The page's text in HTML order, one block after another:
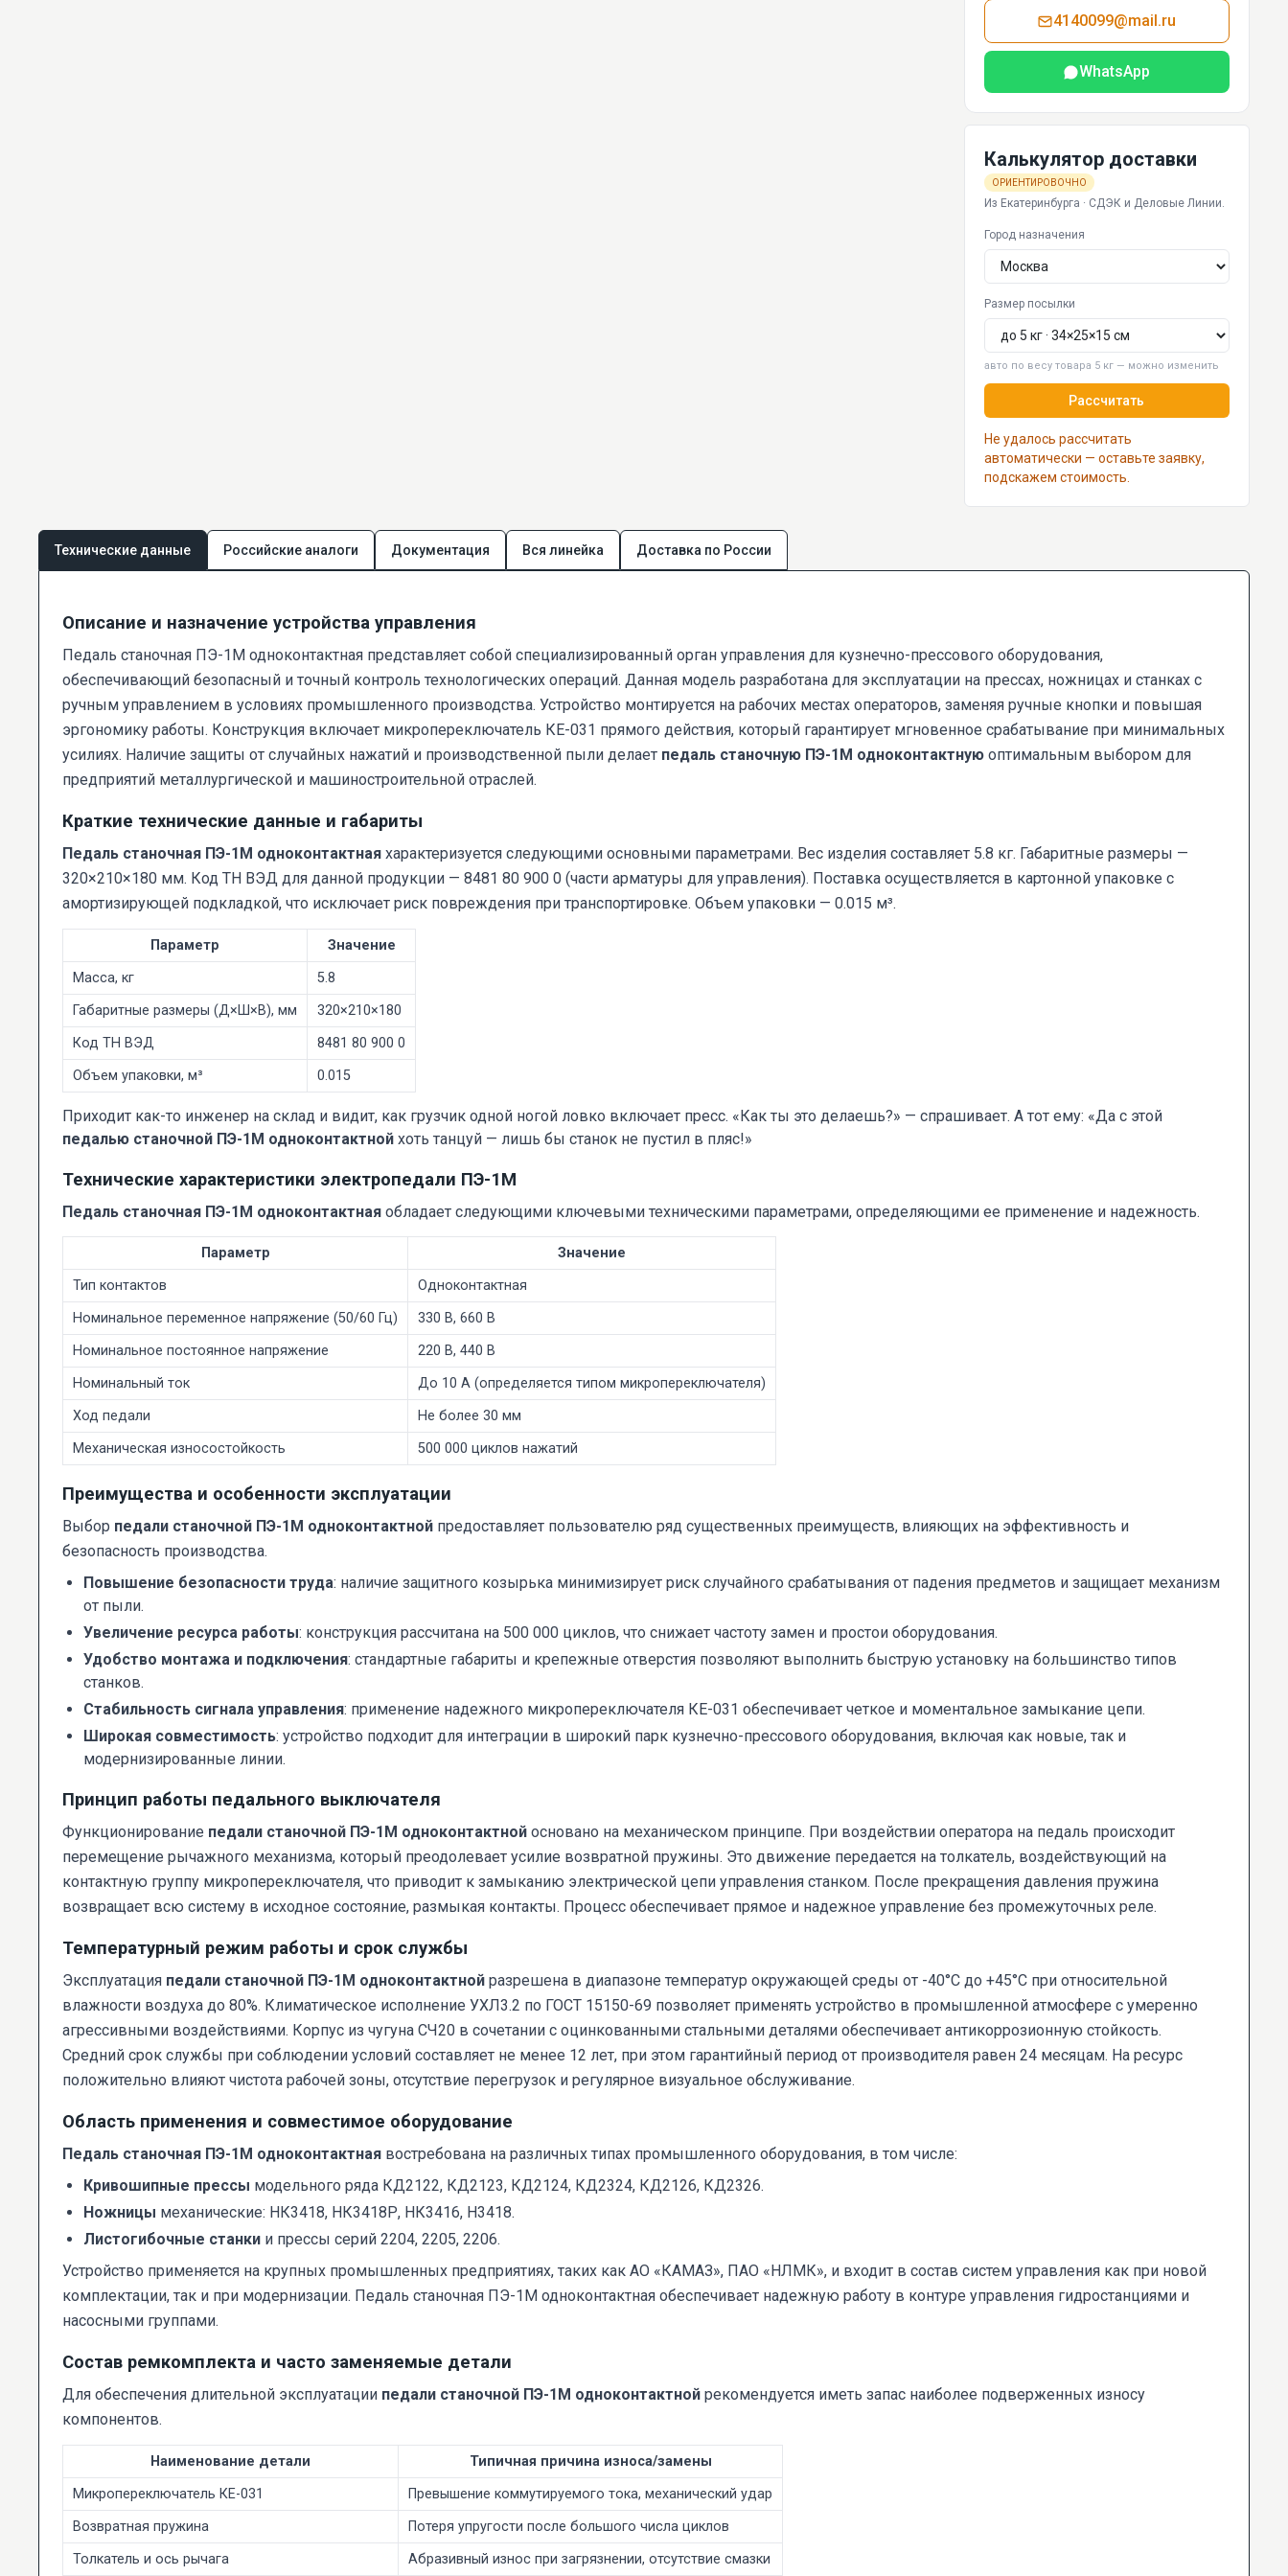
4140099@mail.ru
WhatsApp
Калькулятор доставки
ОРИЕНТИРОВОЧНО
Из Екатеринбурга · СДЭК и Деловые Линии.
Город назначения
Размер посылки
авто по весу товара 5 кг — можно изменить
Рассчитать
Не удалось рассчитать
автоматически — оставьте заявку,
подскажем стоимость.
Технические данные Российские аналоги Документация Вся линейка Доставка по России
Описание и назначение устройства управления
Педаль станочная ПЭ-1М одноконтактная представляет собой специализированный орган управления для кузнечно-прессового оборудования,
обеспечивающий безопасный и точный контроль технологических операций. Данная модель разработана для эксплуатации на прессах, ножницах и станках с
ручным управлением в условиях промышленного производства. Устройство монтируется на рабочих местах операторов, заменяя ручные кнопки и повышая
эргономику работы. Конструкция включает микропереключатель КЕ-031 прямого действия, который гарантирует мгновенное срабатывание при минимальных
усилиях. Наличие защиты от случайных нажатий и производственной пыли делает педаль станочную ПЭ-1М одноконтактную оптимальным выбором для
предприятий металлургической и машиностроительной отраслей.
Краткие технические данные и габариты
Педаль станочная ПЭ-1М одноконтактная характеризуется следующими основными параметрами. Вес изделия составляет 5.8 кг. Габаритные размеры —
320×210×180 мм. Код ТН ВЭД для данной продукции — 8481 80 900 0 (части арматуры для управления). Поставка осуществляется в картонной упаковке с
амортизирующей подкладкой, что исключает риск повреждения при транспортировке. Объем упаковки — 0.015 м³.
Параметр
Значение
Масса, кг
5.8
Габаритные размеры (Д×Ш×В), мм
320×210×180
Код ТН ВЭД
8481 80 900 0
Объем упаковки, м³
0.015
Приходит как-то инженер на склад и видит, как грузчик одной ногой ловко включает пресс. «Как ты это делаешь?» — спрашивает. А тот ему: «Да с этой
педалью станочной ПЭ-1М одноконтактной хоть танцуй — лишь бы станок не пустил в пляс!»
Технические характеристики электропедали ПЭ-1М
Педаль станочная ПЭ-1М одноконтактная обладает следующими ключевыми техническими параметрами, определяющими ее применение и надежность.
Параметр
Значение
Тип контактов
Одноконтактная
Номинальное переменное напряжение (50/60 Гц)
330 В, 660 В
Номинальное постоянное напряжение
220 В, 440 В
Номинальный ток
До 10 А (определяется типом микропереключателя)
Ход педали
Не более 30 мм
Механическая износостойкость
500 000 циклов нажатий
Преимущества и особенности эксплуатации
Выбор педали станочной ПЭ-1М одноконтактной предоставляет пользователю ряд существенных преимуществ, влияющих на эффективность и
безопасность производства.
Повышение безопасности труда: наличие защитного козырька минимизирует риск случайного срабатывания от падения предметов и защищает механизм
от пыли.
Увеличение ресурса работы: конструкция рассчитана на 500 000 циклов, что снижает частоту замен и простои оборудования.
Удобство монтажа и подключения: стандартные габариты и крепежные отверстия позволяют выполнить быструю установку на большинство типов
станков.
Стабильность сигнала управления: применение надежного микропереключателя КЕ-031 обеспечивает четкое и моментальное замыкание цепи.
Широкая совместимость: устройство подходит для интеграции в широкий парк кузнечно-прессового оборудования, включая как новые, так и
модернизированные линии.
Принцип работы педального выключателя
Функционирование педали станочной ПЭ-1М одноконтактной основано на механическом принципе. При воздействии оператора на педаль происходит
перемещение рычажного механизма, который преодолевает усилие возвратной пружины. Это движение передается на толкатель, воздействующий на
контактную группу микропереключателя, что приводит к замыканию электрической цепи управления станком. После прекращения давления пружина
возвращает всю систему в исходное состояние, размыкая контакты. Процесс обеспечивает прямое и надежное управление без промежуточных реле.
Температурный режим работы и срок службы
Эксплуатация педали станочной ПЭ-1М одноконтактной разрешена в диапазоне температур окружающей среды от -40°C до +45°C при относительной
влажности воздуха до 80%. Климатическое исполнение УХЛ3.2 по ГОСТ 15150-69 позволяет применять устройство в промышленной атмосфере с умеренно
агрессивными воздействиями. Корпус из чугуна СЧ20 в сочетании с оцинкованными стальными деталями обеспечивает антикоррозионную стойкость.
Средний срок службы при соблюдении условий составляет не менее 12 лет, при этом гарантийный период от производителя равен 24 месяцам. На ресурс
положительно влияют чистота рабочей зоны, отсутствие перегрузок и регулярное визуальное обслуживание.
Область применения и совместимое оборудование
Педаль станочная ПЭ-1М одноконтактная востребована на различных типах промышленного оборудования, в том числе:
Кривошипные прессы модельного ряда КД2122, КД2123, КД2124, КД2324, КД2126, КД2326.
Ножницы механические: НК3418, НК3418Р, НК3416, Н3418.
Листогибочные станки и прессы серий 2204, 2205, 2206.
Устройство применяется на крупных промышленных предприятиях, таких как АО «КАМАЗ», ПАО «НЛМК», и входит в состав систем управления как при новой
комплектации, так и при модернизации. Педаль станочная ПЭ-1М одноконтактная обеспечивает надежную работу в контуре управления гидростанциями и
насосными группами.
Состав ремкомплекта и часто заменяемые детали
Для обеспечения длительной эксплуатации педали станочной ПЭ-1М одноконтактной рекомендуется иметь запас наиболее подверженных износу
компонентов.
Наименование детали
Типичная причина износа/замены
Микропереключатель КЕ-031
Превышение коммутируемого тока, механический удар
Возвратная пружина
Потеря упругости после большого числа циклов
Толкатель и ось рычага
Абразивный износ при загрязнении, отсутствие смазки